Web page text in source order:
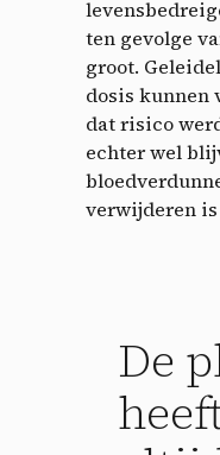
ten gevolge
groot.
dosis kunnen
dat risico
echter wel
verwijderen
De
By allowing these third
cookies and the use of
their proper
Privacy policy